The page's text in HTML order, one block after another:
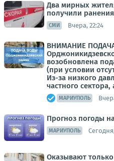
Два мирных
получили ранения
СМИ Вчера, 22:24
ВНИМАНИЕ
возобновлена
(при условии
Из-за низкого
частного сектора,
МАРИУПОЛЬ
Прогноз погоды
МАРИУПОЛЬ
Оказывают